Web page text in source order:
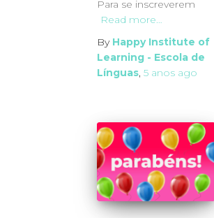
Para se inscreverem
Read more…
By Happy Institute of
Learning - Escola de
Línguas, 5 anos ago